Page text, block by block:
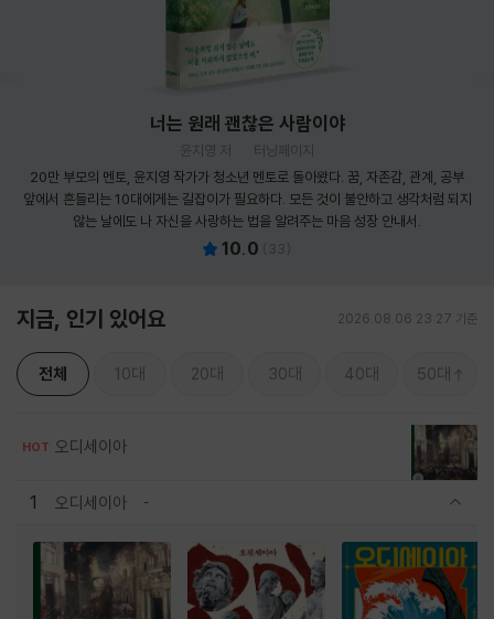
너는 원래 괜찮은 사람이야
윤지영 저
터닝페이지
20만 부모의 멘토, 윤지영 작가가 청소년 멘토로 돌아왔다. 꿈, 자존감, 관계, 공부
앞에서 흔들리는 10대에게는 길잡이가 필요하다. 모든 것이 불안하고 생각처럼 되지
않는 날에도 나 자신을 사랑하는 법을 알려주는 마음 성장 안내서.
10.0 ( 33 )
지금, 인기 있어요 2026.08.06 23:27 기준
전체 10대 20대 30대 40대 50대
HOT 오디세이아
1 오디세이아